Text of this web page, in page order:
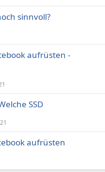
sinnvoll?
aufrüsten -
SSD
aufrüsten